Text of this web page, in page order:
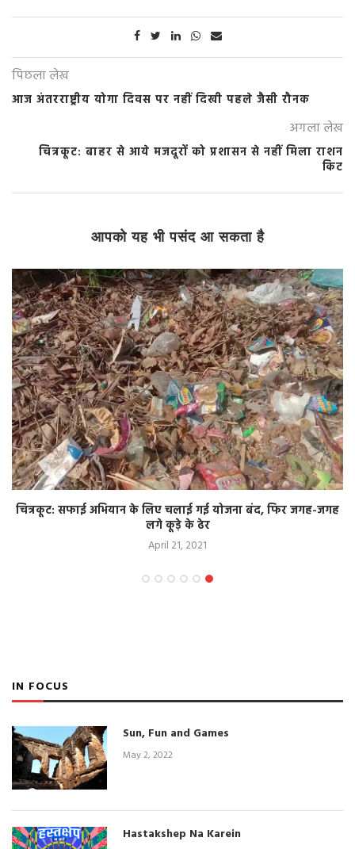
पिछला लेख
आज अंतरराष्ट्रीय योगा दिवस पर नहीं दिखी पहले जैसी रौनक
अगला लेख
चित्रकूट: बाहर से आये मजदूरों को प्रशासन से नहीं मिला राशन
किट
आपको यह भी पसंद आ सकता है
चित्रकूट: सफाई अभियान के लिए चलाई गई योजना बंद, फिर जगह-जगह
लगे कूड़े के ढेर
April 21, 2021
IN FOCUS
Sun, Fun and Games
May 2, 2022
Hastakshep Na Karein